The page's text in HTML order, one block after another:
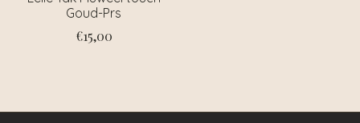
Goud-Prs
€15,00